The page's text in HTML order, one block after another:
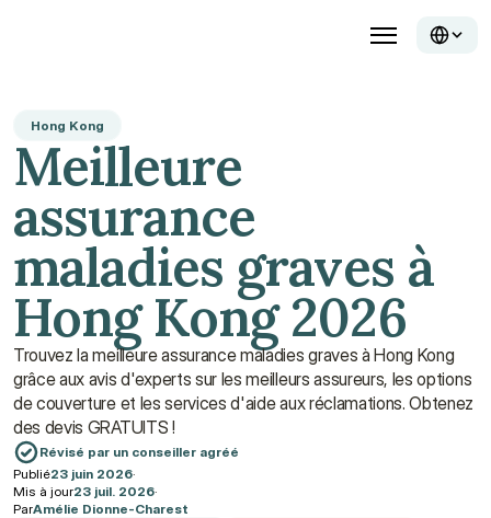
Hong Kong
Meilleure
assurance
maladies graves à
Hong Kong 2026
Trouvez la meilleure assurance maladies graves à Hong Kong
grâce aux avis d'experts sur les meilleurs assureurs, les options
de couverture et les services d'aide aux réclamations. Obtenez
des devis GRATUITS !
Révisé par un conseiller agréé
Publié23 juin 2026·
Mis à jour23 juil. 2026·
ParAmélie Dionne-Charest